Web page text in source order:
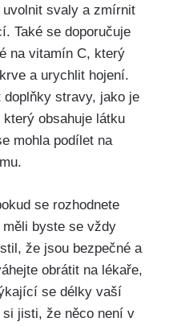
svaly a zmírnit
Také se doporučuje
na vitamín C,‌ který
a urychlit hojení.
stravy, jako⁣ je
obsahuje látku
mohla podílet na
se‍ rozhodnete
byste‌ se ⁢vždy
že jsou bezpečné‍ a
obrátit na lékaře,⁣
se délky vaší
si jisti, že něco není v